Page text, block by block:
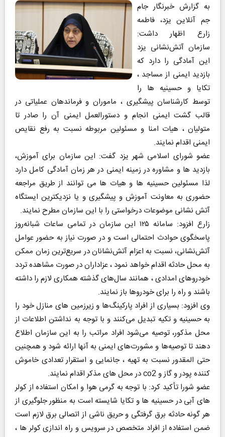
به گزارش خبرنگار جام
جم آنلاین یزد، فاطمه
زارع اظهار داشت:
سازمان آتش‌نشانی یزد
این آمادگی را دارد که
بازدید ایمنی از مساجد ،
تکایا و حسینیه ها را
توسط كارشناسان پیشگیری ، ماموران و فرماندهان عملیاتی در
قالب گشت ايمنی انجام و دستورالعمل ایمنی آن را صادر تا
متولیان ، هیات امنا و مسئولین مربوطه نسبت به رفع نقایص
ایمنی اقدام نمایند.
عضو شورای اسلامی شهر یزد گفت: این سازمان برای آموزش،
بازدید ها و مشاوره در زمینه ایمنی در هر زمان آمادگی کامل دارد
لذا مسئولين حسينيه ها و هيات ها می توانند از طریق مراجعه
حضوری به معاونت آموزش و پیشگیری و يا نزدیکترین ایستگاه
آتش نشانی موضوعات درخواستی را با اين سازمان مطرح نمايند.
زارع افزود: سامانه ۱۲۵ این سازمان در تمامی ساعات شبانه‌روز
پاسخگوی حوادث احتمالی است و در صورت نیاز به حضور عوامل
آتش‌نشانی، نسبت به اعزام آتش‌نشانان در سریع‌ترین زمان ممکن
به محل حادثه اقدام خواهد نمود ، عزاداران در صورت مشاهده تردد
خودروهای امدادی ، همانند سال‌های گذشته همکاری لازم را داشته
باشند و راه را برای خودروها باز نمایند.
وی افزود: بسیاری از افراد پارکینگ‌ها و زیرزمین های منازل خود را
به حسینیه و تکیه تبدیل می‌کنند و با توجه به نداشتن اطلاعات از
محل مذکور، توصیه می‌شود افراد مراتب را به این سازمان اطلاع
دهند تا توصیه‌ها و مشورت‌های ایمنی به آنها ارائه شود و همچنین
حتی المقدور نسبت به تهیه ، جانمایی و استقرار تعدادی خاموش
کننده پودر و گاز و co2 در محل های مذکر اقدام نمایند.
عضو شورا تأکید کرد: با توجه به گرمی هوا و امکان استفاده از کولر
های آبی در حسینیه ها و تکایا شایسته است به منظور جلوگیری از
هر گونه حادثه برق گرفتگی و حریق ناشی از اتصالی برق لازم است
ضمن استفاده از افراد متخصص در سرویس و راه اندازی کولر ها ،